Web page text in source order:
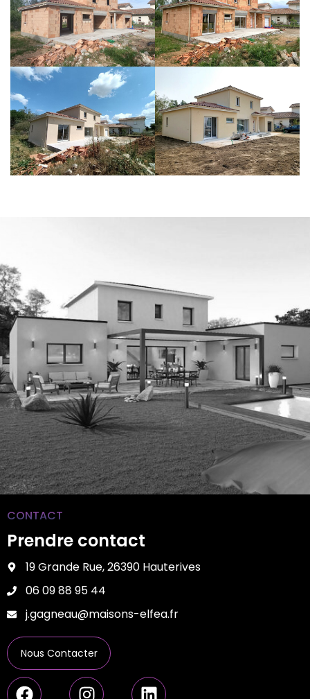
CONTACT
Prendre contact
19 Grande Rue, 26390 Hauterives
06 09 88 95 44
j.gagneau@maisons-elfea.fr
Nous Contacter